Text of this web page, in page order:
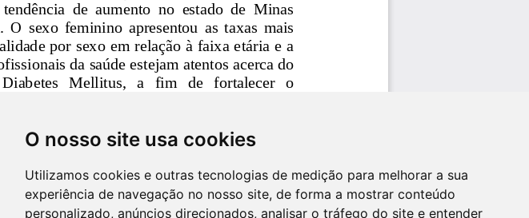
O nosso site usa cookies
Utilizamos cookies e outras tecnologias de medição para melhorar a sua
experiência de navegação no nosso site, de forma a mostrar conteúdo
personalizado, anúncios direcionados, analisar o tráfego do site e entender